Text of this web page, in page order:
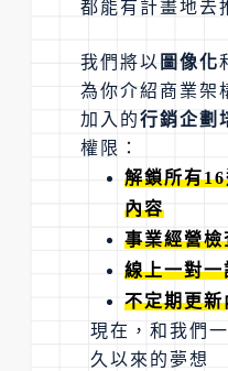
都能有計畫地去
我們將以 圖像化
為你介紹商業架
加入的行銷企劃
權限：
解鎖所有
內容
事業經營檢
線上一對一
不定期更新
現在，和我們
久以來的夢想